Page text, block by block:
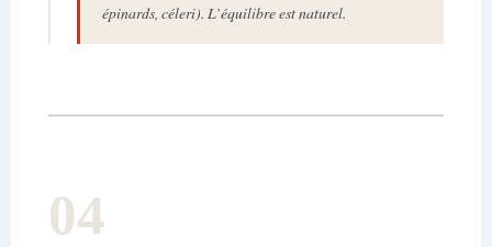
épinards, céleri). L’équilibre est naturel.
04